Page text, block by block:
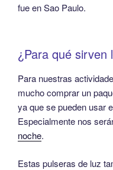
fue en Sao Paulo.
¿Para qué sirven
Para nuestras
mucho comprar un
ya que se pueden usar
Especialmente nos
noche.
Estas pulseras de luz